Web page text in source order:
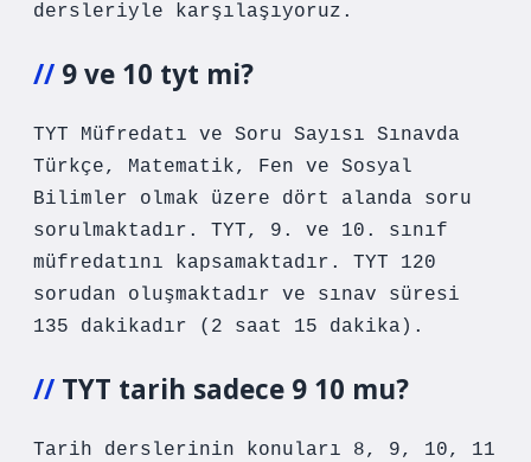
dersleriyle karşılaşıyoruz.
9 ve 10 tyt mi?
TYT Müfredatı ve Soru Sayısı Sınavda
Türkçe, Matematik, Fen ve Sosyal
Bilimler olmak üzere dört alanda soru
sorulmaktadır. TYT, 9. ve 10. sınıf
müfredatını kapsamaktadır. TYT 120
sorudan oluşmaktadır ve sınav süresi
135 dakikadır (2 saat 15 dakika).
TYT tarih sadece 9 10 mu?
Tarih derslerinin konuları 8, 9, 10, 11